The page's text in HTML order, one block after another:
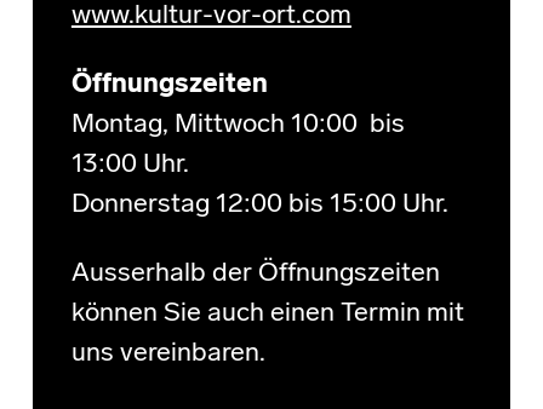
www.kultur-vor-ort.com
Öffnungszeiten
Montag, Mittwoch 10:00 bis
13:00 Uhr.
Donnerstag 12:00 bis 15:00 Uhr.
Ausserhalb der Öffnungszeiten
können Sie auch einen Termin mit
uns vereinbaren.